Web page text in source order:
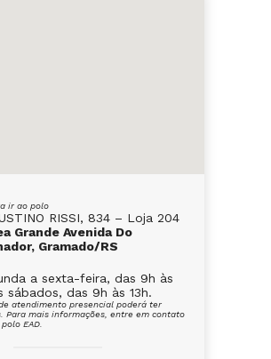
ir ao polo
RISSI, 834 – Loja 204
Grande Avenida Do
Gramado/RS
a sexta-feira, das 9h às
sábados, das 9h às 13h.
atendimento presencial poderá ter
Para mais informações, entre em contato
EAD.